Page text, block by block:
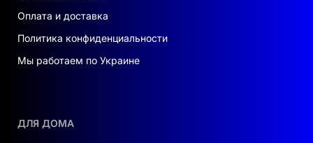
Оплата и доставка
Политика конфиденциальности
Мы работаем по Украине
ДЛЯ ДОМА